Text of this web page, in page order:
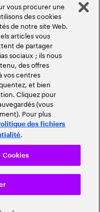
vous procurer une
des cookies
de notre site Web.
articles vous
de partager
sociaux ; ils nous
des offres
vos centres
et bien
Cliquez pour
(vous
Pour plus
des fichiers
.
Cookies